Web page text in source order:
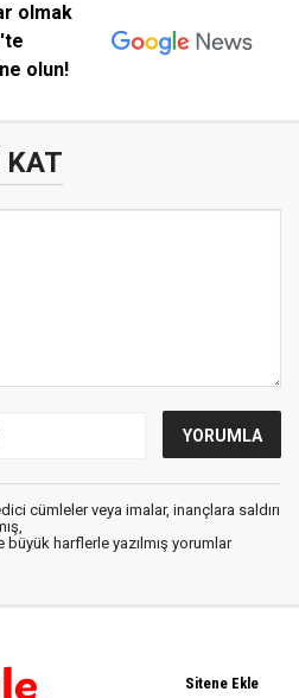
olmak
olun!
KAT
cümleler veya imalar, inançlara saldırı
büyük harflerle yazılmış yorumlar